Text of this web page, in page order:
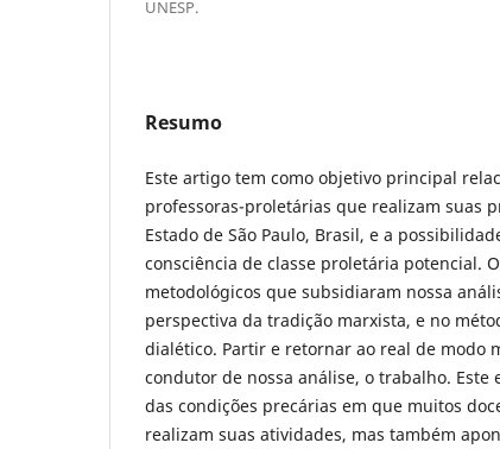
UNESP.
Resumo
Este artigo tem como objetivo principal
professoras-proletárias que realizam suas
Estado de São Paulo, Brasil, e a
consciência de classe proletária potencial.
metodológicos que subsidiaram nossa
perspectiva da tradição marxista, e no
dialético. Partir e retornar ao real de modo
condutor de nossa análise, o trabalho.
das condições precárias em que muitos
realizam suas atividades, mas também